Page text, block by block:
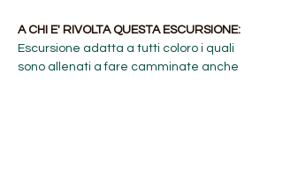
A CHI E' RIVOLTA QUESTA ESCURSIONE:
Escursione adatta a tutti coloro i quali
sono allenati a fare camminate anche